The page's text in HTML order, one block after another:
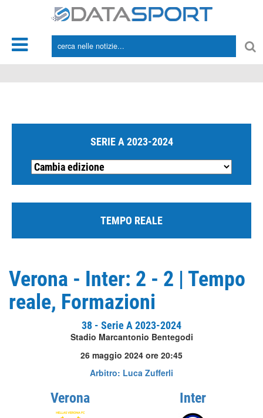
SERIE A 2023-2024
TEMPO REALE
Verona - Inter: 2 - 2 | Tempo
reale, Formazioni
38 - Serie A 2023-2024
Stadio Marcantonio Bentegodi
26 maggio 2024 ore 20:45
Arbitro: Luca Zufferli
Verona Inter